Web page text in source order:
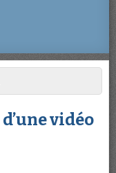
vidéo